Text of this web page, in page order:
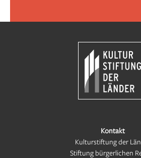
Kontakt
Kulturstiftung der
Stiftung bürgerlichen